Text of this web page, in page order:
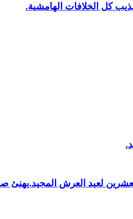
كل الخلافات الهامشية.
لعيد العرش المجيد.يهنئ